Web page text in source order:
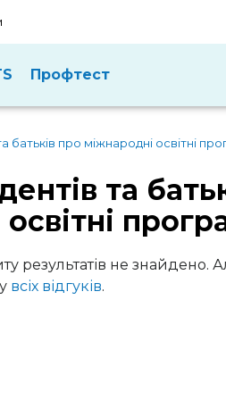
Профтест
батьків про міжнародні освітні
та
результатів не знайдено.
всіх відгуків.